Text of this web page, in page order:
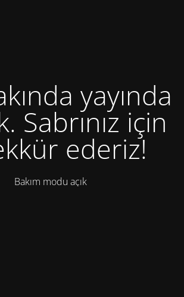
yayında
Sabrınız için
ederiz!
Bakım modu açık